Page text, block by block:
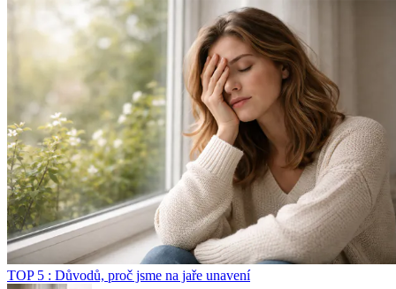
TOP 5 : Důvodů, proč jsme na jaře unavení